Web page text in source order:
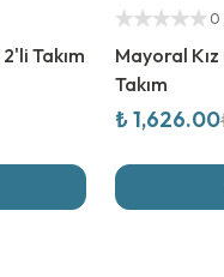
Takım
Yetkili Satıcı
0
Mayoral
Takım
₺ 1,626.00